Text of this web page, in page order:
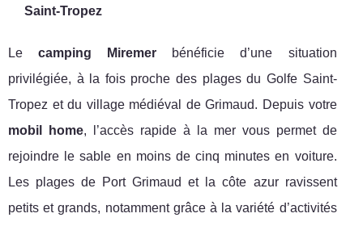
Saint-Tropez
Lecamping Miremer bénéficie d’une situation
privilégiée, à la fois proche des plages du Golfe Saint-
Tropez et du village médiéval de Grimaud. Depuis votre
mobil home, l’accès rapide à la mer vous permet de
rejoindre le sable en moins de cinq minutes en voiture.
Les plages de Port Grimaud et la côte azur ravissent
petits et grands, notamment grâce à la variété d’activités